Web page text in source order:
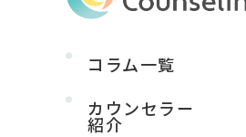
コラム一覧
カウンセラー
紹介